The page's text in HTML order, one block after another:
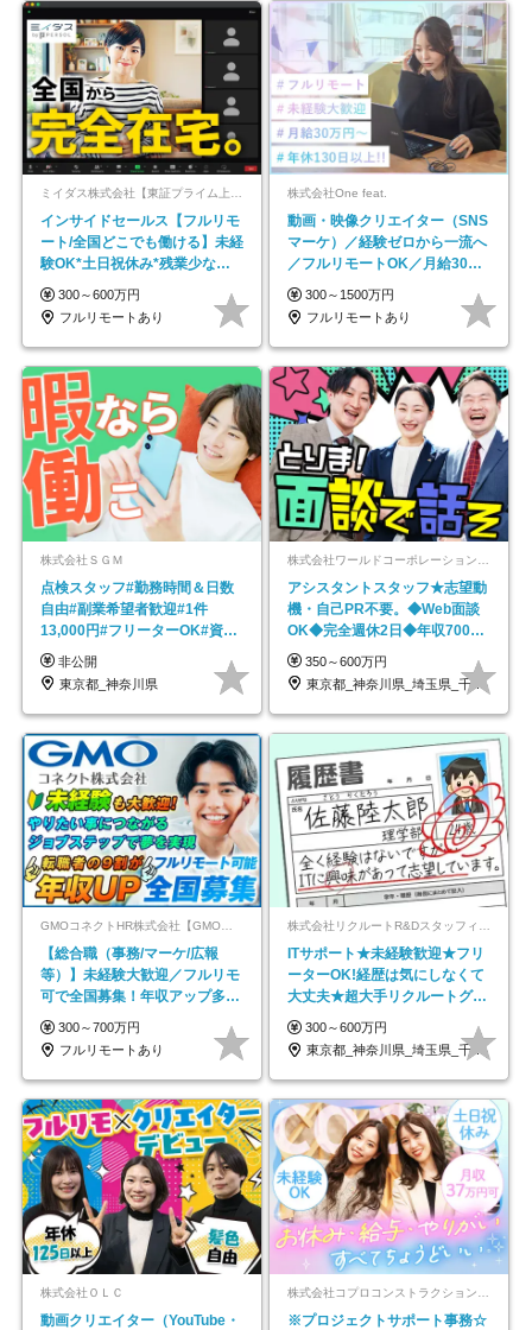
ミイダス株式会社【東証プライム上場パーソルグループ】
インサイドセールス【フルリモ
ート/全国どこでも働ける】未経
験OK*土日祝休み*残業少なめ*
在宅勤務手当あり
300～600万円
フルリモートあり
株式会社One feat.
動画・映像クリエイター（SNS
マーケ）／経験ゼロから一流へ
／フルリモートOK／月給30万
円～／年休130日以上
300～1500万円
フルリモートあり
株式会社ＳＧＭ
点検スタッフ#勤務時間＆日数
自由#副業希望者歓迎#1件
13,000円#フリーターOK#資格
スキル不要
非公開
東京都_神奈川県
アシスタントスタッフ★志望動
機・自己PR不要。◆Web面談
OK◆完全週休2日◆年収700万
円可/p13
350～600万円
東京都_神奈川県_埼玉県_千葉県_大阪府…
GMOコネクトHR株式会社【GMOインターネットグループ】
【総合職（事務/マーケ/広報
等）】未経験大歓迎／フルリモ
可で全国募集！年収アップ多数
★年休最大130日★
300～700万円
フルリモートあり
ITサポート★未経験歓迎★フリ
ーターOK!経歴は気にしなくて
大丈夫★超大手リクルートグル
ープの正社員/sg
300～600万円
東京都_神奈川県_埼玉県_千葉県_大阪府…
株式会社ＯＬＣ
動画クリエイター（YouTube・
※プロジェクトサポート事務☆